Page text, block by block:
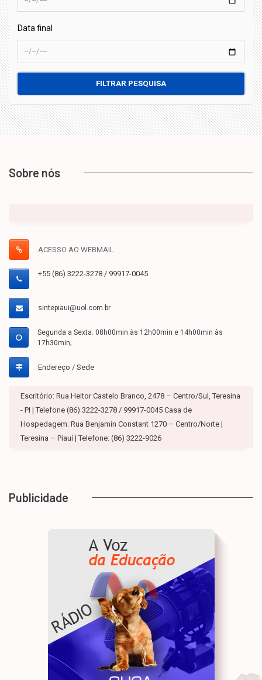
Data final
FILTRAR PESQUISA
Sobre nós
ACESSO AO WEBMAIL
+55 (86) 3222-3278 / 99917-0045
sintepiaui@uol.com.br
Segunda a Sexta: 08h00min às 12h00min e 14h00min às
17h30min;
Endereço / Sede
Escritório: Rua Heitor Castelo Branco, 2478 – Centro/Sul, Teresina
- PI | Telefone (86) 3222-3278 / 99917-0045 Casa de
Hospedagem: Rua Benjamin Constant 1270 – Centro/Norte |
Teresina – Piauí | Telefone: (86) 3222-9026
Publicidade